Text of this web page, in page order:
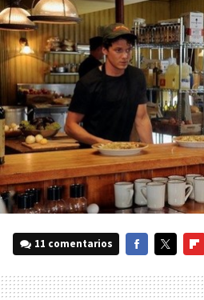
11 comentarios